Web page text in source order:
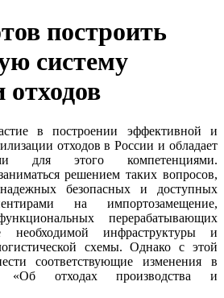
построить
систему
отходов
в построении эффективной и
отходов в России и обладает
для этого компетенциями.
решением таких вопросов,
безопасных и доступных
на импортозамещение,
перерабатывающих
необходимой инфраструктуры и
схемы. Однако с этой
соответствующие изменения в
«Об отходах производства и